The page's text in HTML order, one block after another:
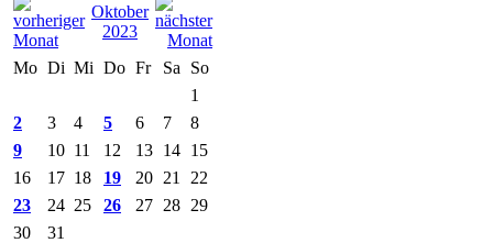
Oktober
2023
Mo Di Mi Do Fr Sa
So
1
2
3 4 5 6 7
8
9
10 11 12 13 14 15
16
17 18 19 20 21
22
23
24 25 26 27 28 29
30
31